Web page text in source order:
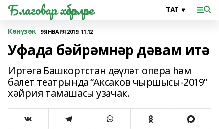
Благовар хәбәрләре
Көнүзәк 9 ЯНВАРЯ 2019, 11:12
Уфада бәйрәмнәр дәвам итә
Иртәгә Башкортстан дәүләт опера һәм
балет театрында “Аксаков чыршысы-2019”
хәйрия тамашасы узачак.